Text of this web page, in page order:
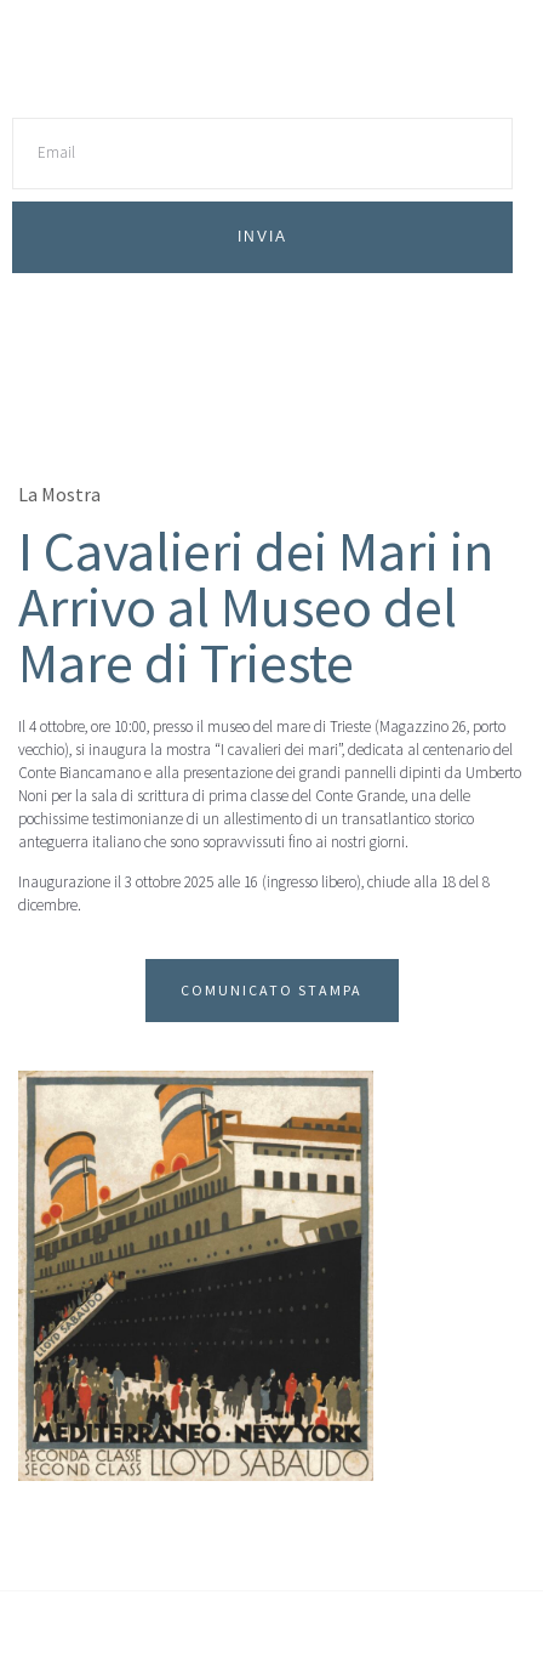
INVIA
La Mostra
I Cavalieri dei Mari in
Arrivo al Museo del
Mare di Trieste
Il 4 ottobre, ore 10:00, presso il museo del mare di Trieste (Magazzino 26, porto
vecchio), si inaugura la mostra “I cavalieri dei mari”, dedicata al centenario del
Conte Biancamano e alla presentazione dei grandi pannelli dipinti da Umberto
Noni per la sala di scrittura di prima classe del Conte Grande, una delle
pochissime testimonianze di un allestimento di un transatlantico storico
anteguerra italiano che sono sopravvissuti fino ai nostri giorni.
Inaugurazione il 3 ottobre 2025 alle 16 (ingresso libero), chiude alla 18 del 8
dicembre.
COMUNICATO STAMPA